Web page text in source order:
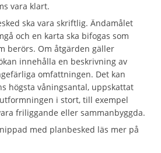
vara klart.
ska vara skriftlig. Ändamålet
och en karta ska bifogas som
berörs. Om åtgärden gäller
innehålla en beskrivning av
omfattningen. Det kan
högsta våningsantal, uppskattat
i stort, till exempel
friliggande eller sammanbyggda.
med planbesked läs mer på